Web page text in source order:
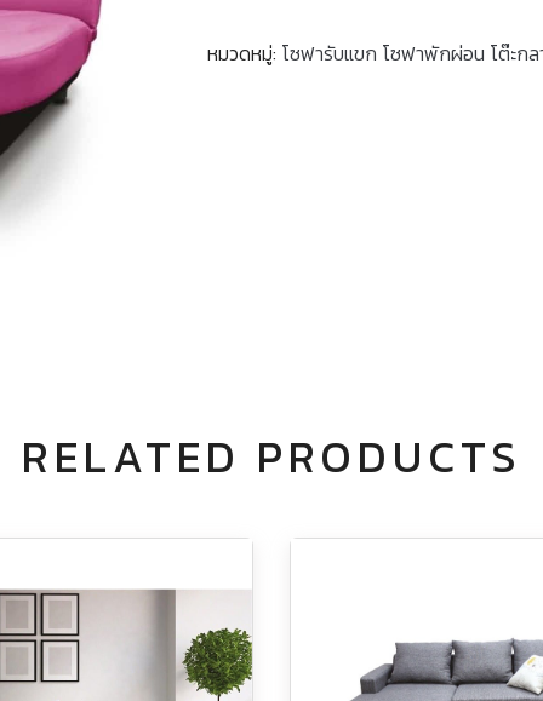
หมวดหมู่: โซฟารับแขก โซฟาพักผ่อน โต๊ะกล
RELATED PRODUCTS